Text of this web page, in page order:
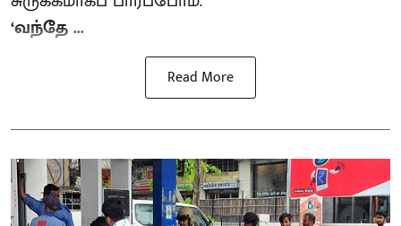
‘வந்தே ...
Read More